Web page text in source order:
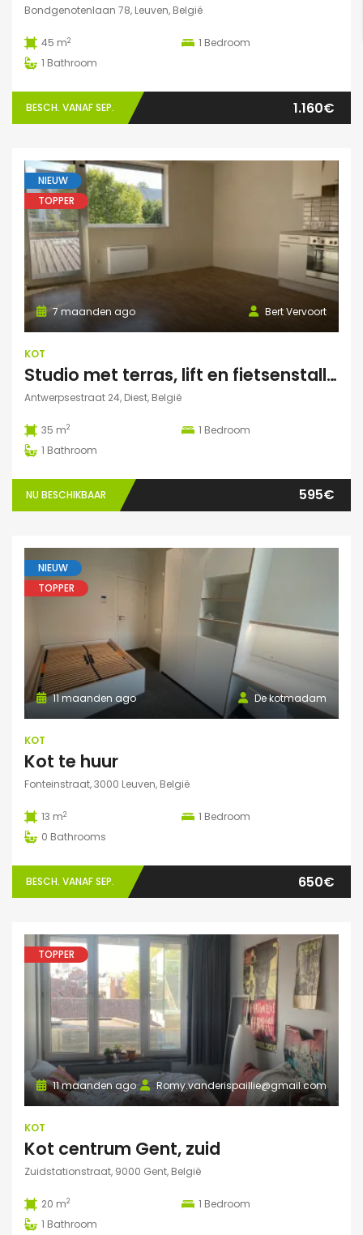
Bondgenotenlaan 78, Leuven, België
45 m2 1 Bedroom
1 Bathroom
BESCH. VANAF SEP. 1.160€
NIEUW
TOPPER
Bert Vervoort
7 maanden ago
KOT
Studio met terras, lift en fietsenstalling in Diest
Antwerpsestraat 24, Diest, België
35 m2 1 Bedroom
1 Bathroom
NU BESCHIKBAAR 595€
NIEUW
TOPPER
De kotmadam
11 maanden ago
KOT
Kot te huur
Fonteinstraat, 3000 Leuven, België
13 m2 1 Bedroom
0 Bathrooms
BESCH. VANAF SEP. 650€
TOPPER
Romy.vanderispaillie@gmail.com
11 maanden ago
KOT
Kot centrum Gent, zuid
Zuidstationstraat, 9000 Gent, België
20 m2 1 Bedroom
1 Bathroom